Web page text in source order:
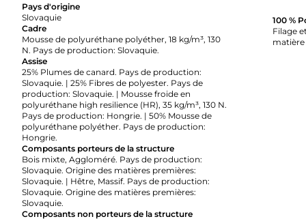
Pays d'origine
Slovaquie
Cadre
Mousse de polyuréthane polyéther, 18 kg/m³, 130
N. Pays de production: Slovaquie.
Assise
25% Plumes de canard. Pays de production:
Slovaquie. | 25% Fibres de polyester. Pays de
production: Slovaquie. | Mousse froide en
polyuréthane high resilience (HR), 35 kg/m³, 130 N.
Pays de production: Hongrie. | 50% Mousse de
polyuréthane polyéther. Pays de production:
Hongrie.
Composants porteurs de la structure
Bois mixte, Aggloméré. Pays de production:
Slovaquie. Origine des matières premières:
Slovaquie. | Hêtre, Massif. Pays de production:
Slovaquie. Origine des matières premières:
Slovaquie.
Composants non porteurs de la structure
100 %
Filage
matière